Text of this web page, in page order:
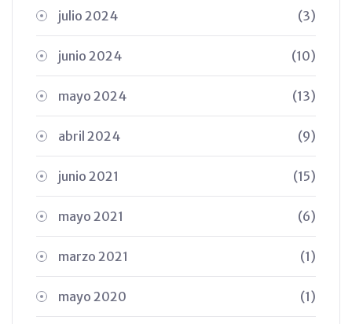
julio 2024 (3)
junio 2024 (10)
mayo 2024 (13)
abril 2024 (9)
junio 2021 (15)
mayo 2021 (6)
marzo 2021 (1)
mayo 2020 (1)